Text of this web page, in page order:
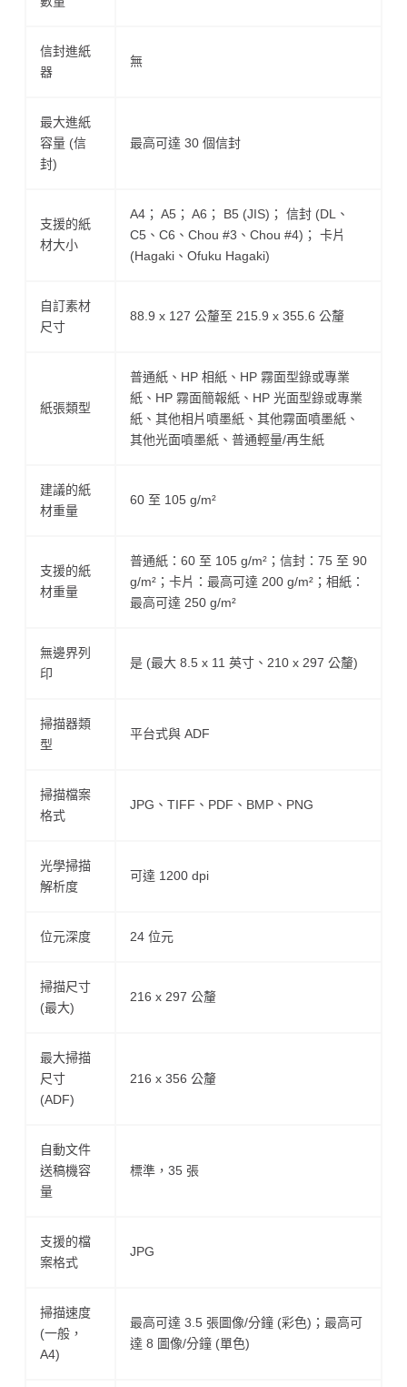
信封進紙
器
無
最大進紙
容量 (信
封)
最高可達 30 個信封
支援的紙
材大小
A4； A5； A6； B5 (JIS)； 信封 (DL、
C5、C6、Chou #3、Chou #4)； 卡片
(Hagaki、Ofuku Hagaki)
自訂素材
尺寸
88.9 x 127 公釐至 215.9 x 355.6 公釐
紙張類型
普通紙、HP 相紙、HP 霧面型錄或專業
紙、HP 霧面簡報紙、HP 光面型錄或專業
紙、其他相片噴墨紙、其他霧面噴墨紙、
其他光面噴墨紙、普通輕量/再生紙
建議的紙
材重量
60 至 105 g/m²
支援的紙
材重量
普通紙：60 至 105 g/m²；信封：75 至 90
g/m²；卡片：最高可達 200 g/m²；相紙：
最高可達 250 g/m²
無邊界列
印
是 (最大 8.5 x 11 英寸、210 x 297 公釐)
掃描器類
型
平台式與 ADF
掃描檔案
格式
JPG、TIFF、PDF、BMP、PNG
光學掃描
解析度
可達 1200 dpi
位元深度 24 位元
掃描尺寸
(最大)
216 x 297 公釐
最大掃描
尺寸
(ADF)
216 x 356 公釐
自動文件
送稿機容
量
標準，35 張
支援的檔
案格式
JPG
掃描速度
(一般，
A4)
最高可達 3.5 張圖像/分鐘 (彩色)；最高可
達 8 圖像/分鐘 (單色)